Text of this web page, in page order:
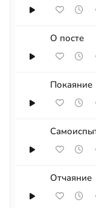
О посте
Покаяние
Отчаяние